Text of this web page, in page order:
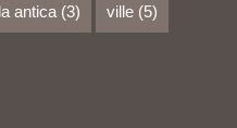
antica (3) ville (5)